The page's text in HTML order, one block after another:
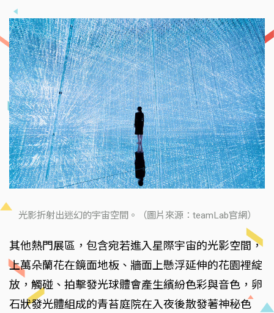
光影折射出迷幻的宇宙空間。（圖片來源：teamLab官網）
其他熱門展區，包含宛若進入星際宇宙的光影空間，
上萬朵蘭花在鏡面地板、牆面上懸浮延伸的花園裡綻
放，觸碰、拍擊發光球體會產生繽紛色彩與音色，卵
石狀發光體組成的青苔庭院在入夜後散發著神秘色